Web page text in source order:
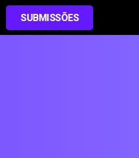
SUBMISSÕES